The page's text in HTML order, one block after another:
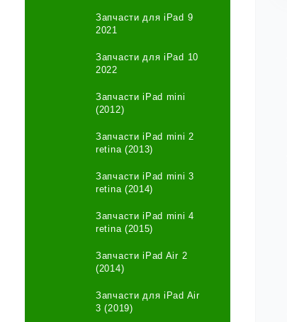
Запчасти для iPad 9
2021
Запчасти для iPad 10
2022
Запчасти iPad mini
(2012)
Запчасти iPad mini 2
retina (2013)
Запчасти iPad mini 3
retina (2014)
Запчасти iPad mini 4
retina (2015)
Запчасти iPad Air 2
(2014)
Запчасти для iPad Air
3 (2019)